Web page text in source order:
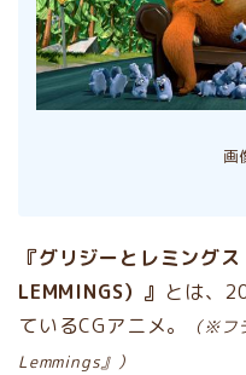
画
『グリジーとレミング
LEMMINGS）』 とは、
ているCGアニメ。
（※フ
Lemmings』）